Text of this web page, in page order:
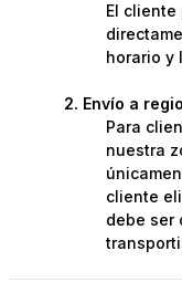
El
horario y
Envío a
Para
nuestra
cliente
debe ser